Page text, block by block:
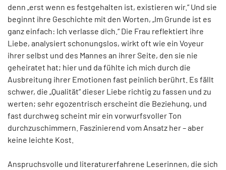
denn „erst wenn es festgehalten ist, existieren wir.“ Und sie
beginnt ihre Geschichte mit den Worten, „Im Grunde ist es
ganz einfach: Ich verlasse dich.“ Die Frau reflektiert ihre
Liebe, analysiert schonungslos, wirkt oft wie ein Voyeur
ihrer selbst und des Mannes an ihrer Seite, den sie nie
geheiratet hat; hier und da fühlte ich mich durch die
Ausbreitung ihrer Emotionen fast peinlich berührt. Es fällt
schwer, die „Qualität“ dieser Liebe richtig zu fassen und zu
werten; sehr egozentrisch erscheint die Beziehung, und
fast durchweg scheint mir ein vorwurfsvoller Ton
durchzuschimmern. Faszinierend vom Ansatz her – aber
keine leichte Kost.
Anspruchsvolle und literaturerfahrene Leserinnen, die sich